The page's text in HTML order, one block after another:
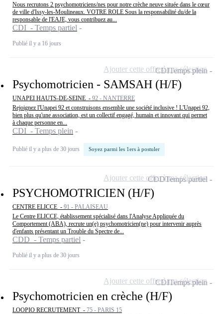
Nous recrutons 2 psychomotriciens/nes pour notre crèche neuve située dans le cœur
de ville d'Issy-les-Moulineaux. VOTRE ROLE Sous la responsabilité du/de la
responsable de l'EAJE, vous contribuez au...
CDI - Temps partiel
Publié il y a 16 jours
Psychomotricien - SAMSAH (H/F)
UNAPEI HAUTS-DE-SEINE - 92 - NANTERRE
Rejoignez l'Unapei 92 et construisons ensemble une société inclusive ! L'Unapei 92,
bien plus qu'une association, est un collectif engagé, humain et innovant qui permet
à chaque personne en...
CDI - Temps plein
Publié il y a plus de 30 jours Soyez parmi les 1ers à postuler
CDITemps plein
Ajouter cette offre à ma sélection
PSYCHOMOTRICIEN (H/F)
CENTRE ELICCE - 91 - PALAISEAU
Le Centre ELICCE, établissement spécialisé dans l'Analyse Appliquée du
Comportement (ABA), recrute un(e) psychomotricien(ne) pour intervenir auprès
d'enfants présentant un Trouble du Spectre de...
CDD - Temps partiel
Publié il y a plus de 30 jours
CDDTemps partiel
Ajouter cette offre à ma sélection
Psychomotricien en crèche (H/F)
LOOPIO RECRUTEMENT - 75 - PARIS 15
CDITemps plein
Ajouter cette offre à ma sélection